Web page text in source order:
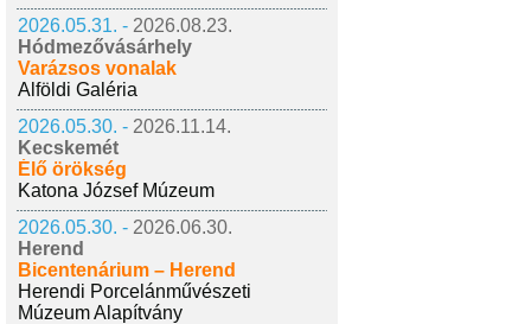
2026.05.31. - 2026.08.23.
Hódmezővásárhely
Varázsos vonalak
Alföldi Galéria
2026.05.30. - 2026.11.14.
Kecskemét
Élő örökség
Katona József Múzeum
2026.05.30. - 2026.06.30.
Herend
Bicentenárium – Herend
Herendi Porcelánművészeti
Múzeum Alapítvány